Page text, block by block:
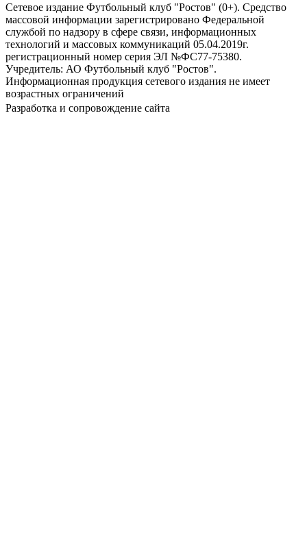
Сетевое издание Футбольный клуб "Ростов" (0+). Средство
массовой информации зарегистрировано Федеральной
службой по надзору в сфере связи, информационных
технологий и массовых коммуникаций 05.04.2019г.
регистрационный номер серия ЭЛ №ФС77-75380.
Учредитель: АО Футбольный клуб "Ростов".
Информационная продукция сетевого издания не имеет
возрастных ограничений
Разработка и сопровождение сайта